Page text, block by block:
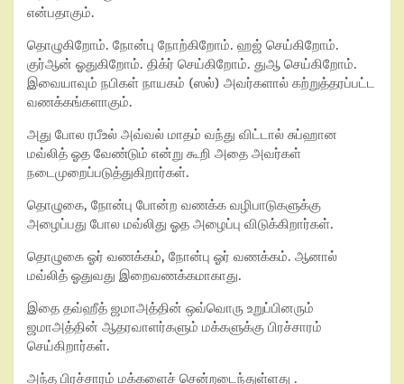
என்பதாகும்.
தொழுகிறோம். நோன்பு நோற்கிறோம். ஹஜ் செய்கிறோம்.
குர்ஆன் ஓதுகிறோம். திக்ர் செய்கிறோம். துஆ செய்கிறோம்.
இவையாவும் நபிகள் நாயகம் (ஸல்) அவர்களால் கற்றுத்தரப்பட்ட
வணக்கங்களாகும்.
அது போல ரபீஉல் அவ்வல் மாதம் வந்து விட்டால் சுப்ஹான
மவ்லித் ஓத வேண்டும் என்று கூறி அதை அவர்கள்
நடைமுறைப்படுத்துகிறார்கள்.
தொழுகை, நோன்பு போன்ற வணக்க வழிபாடுகளுக்கு
அழைப்பது போல மவ்லிது ஓத அழைப்பு விடுக்கிறார்கள்.
தொழுகை ஓர் வணக்கம், நோன்பு ஓர் வணக்கம். ஆனால்
மவ்லித் ஓதுவது இறைவணக்கமாகாது.
இதை தவ்ஹீத் ஜமாஅத்தின் ஒவ்வொரு உறுப்பினரும்
ஜமாஅத்தின் ஆதரவாளர்களும் மக்களுக்கு பிரச்சாரம்
செய்கிறார்கள்.
அந்த பிரச்சாரம் மக்களைச் சென்றடைந்துள்ளது .